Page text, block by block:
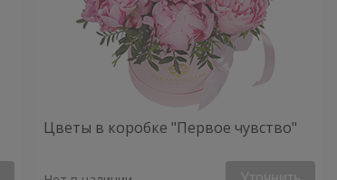
Цветы в коробке "Первое чувство"